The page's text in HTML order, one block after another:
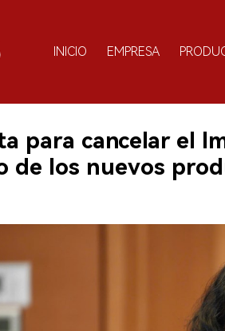
INICIO EMPRESA
para cancelar el
de los nuevos